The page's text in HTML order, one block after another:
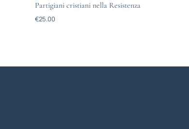
Partigiani cristiani nella Resistenza
€25.00